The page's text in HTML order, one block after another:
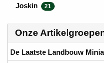
Onze
De Laatste Landbouw
Joskin 21